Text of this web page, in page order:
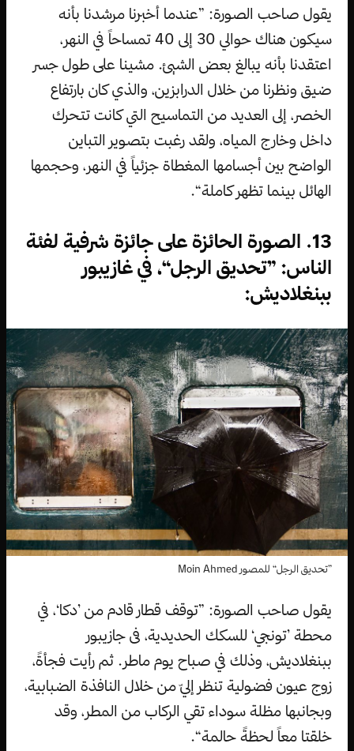
يقول صاحب الصورة: ”عندما أخبرنا مرشدنا بأنه
سيكون هناك حوالي 30 إلى 40 تمساحاً في النهر،
اعتقدنا بأنه يبالغ بعض الشيئ. مشينا على طول جسر
ضيق ونظرنا من خلال الدرابزين، والذي كان بارتفاع
الخصر، إلى العديد من التماسيح التي كانت تتحرك
داخل وخارج المياه، ولقد رغبت بتصوير التباين
الواضح بين أجسامها المغطاة جزئياً في النهر، وحجمها
الهائل بينما تظهر كاملة“.
13. الصورة الحائزة على جائزة شرفية لفئة
الناس: ”تحديق الرجل“، في غازيبور
ببنغلاديش:
”تحديق الرجل“ للمصور Moin Ahmed
يقول صاحب الصورة: ”توقف قطار قادم من ’دكا‘، في
محطة ’تونجي‘ للسكك الحديدية، فى جازيبور
ببنغلاديش، وذلك في صباح يوم ماطر. ثم رأيت فجأةً،
زوج عيون فضولية تنظر إليّ من خلال النافذة الضبابية،
وبجانبها مظلة سوداء تقي الركاب من المطر، وقد
خلقتا معاً لحظةً حالمة“.